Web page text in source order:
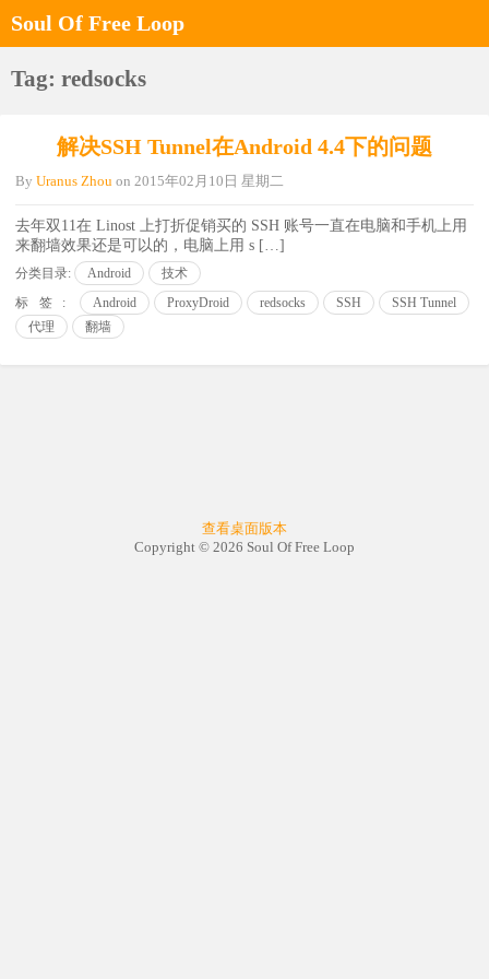
Soul Of Free Loop
Tag: redsocks
解决SSH Tunnel在Android 4.4下的问题
By Uranus Zhou on 2015年02月10日 星期二
去年双11在 Linost 上打折促销买的 SSH 账号一直在电脑和手机上用
来翻墙效果还是可以的，电脑上用 s […]
分类目录: Android
技术
标签:
Android ProxyDroid redsocks SSH
SSH Tunnel
代理
翻墙
查看桌面版本
Copyright © 2026 Soul Of Free Loop